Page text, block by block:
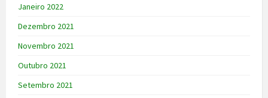
Janeiro 2022
Dezembro 2021
Novembro 2021
Outubro 2021
Setembro 2021